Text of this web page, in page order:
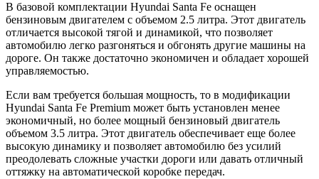
В базовой комплектации Hyundai Santa Fe оснащен
бензиновым двигателем с объемом 2.5 литра. Этот двигатель
отличается высокой тягой и динамикой, что позволяет
автомобилю легко разгоняться и обгонять другие машины на
дороге. Он также достаточно экономичен и обладает хорошей
управляемостью.
Если вам требуется большая мощность, то в модификации
Hyundai Santa Fe Premium может быть установлен менее
экономичный, но более мощный бензиновый двигатель
объемом 3.5 литра. Этот двигатель обеспечивает еще более
высокую динамику и позволяет автомобилю без усилий
преодолевать сложные участки дороги или давать отличный
оттяжку на автоматической коробке передач.